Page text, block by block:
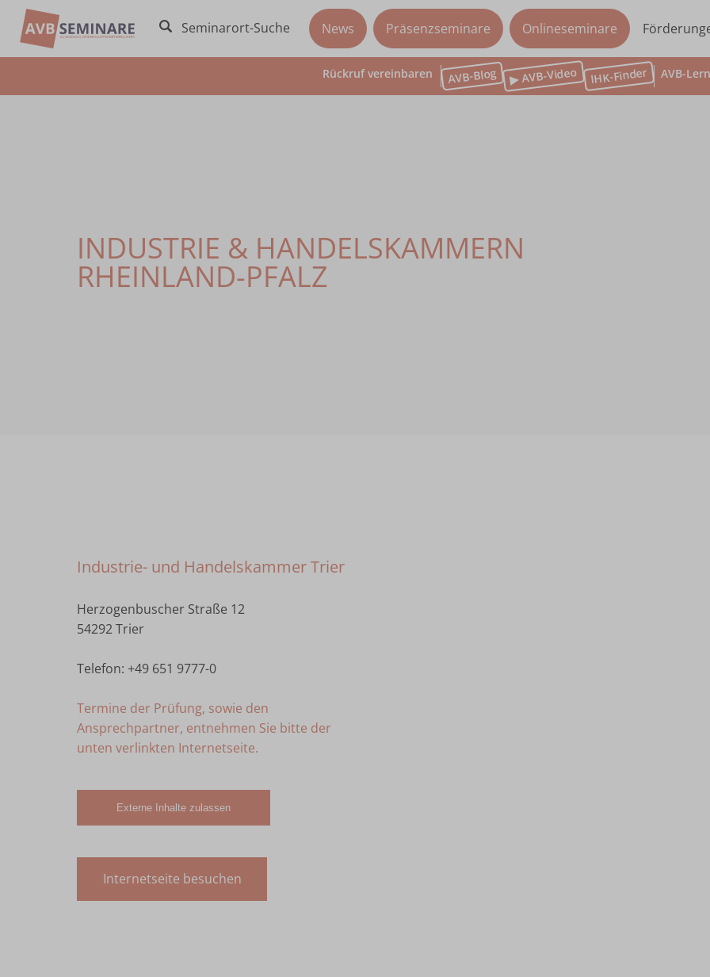
Seminarort-Suche News Präsenzseminare Onlineseminare
Rückruf vereinbaren AVB-Blog ▶ AVB-Video IHK-Finder AVB-
INDUSTRIE & HANDELSKAMMERN
RHEINLAND-PFALZ
Industrie- und Handelskammer Trier
Herzogenbuscher Straße 12
54292 Trier
Telefon: +49 651 9777-0
Termine der Prüfung, sowie den
Ansprechpartner, entnehmen Sie bitte der
unten verlinkten Internetseite.
Externe Inhalte zulassen
Internetseite besuchen